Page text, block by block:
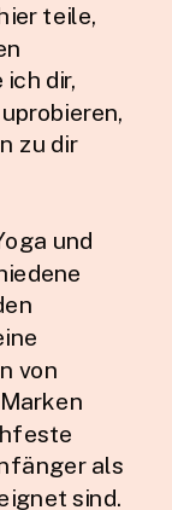
teile,
dir,
zu dir
und
von
als
sind.